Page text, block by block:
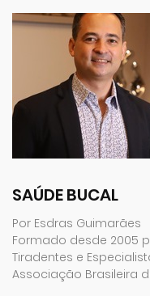
SAÚDE BUCAL
Por Esdras Guimarães
Formado desde 2005
Tiradentes e
Associação Brasileira